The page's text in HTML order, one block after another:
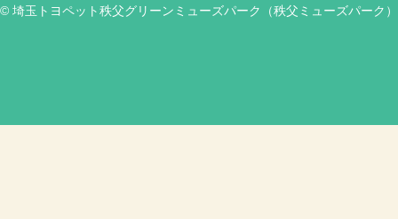
© 埼玉トヨペット秩父グリーンミューズパーク（秩父ミューズパーク）